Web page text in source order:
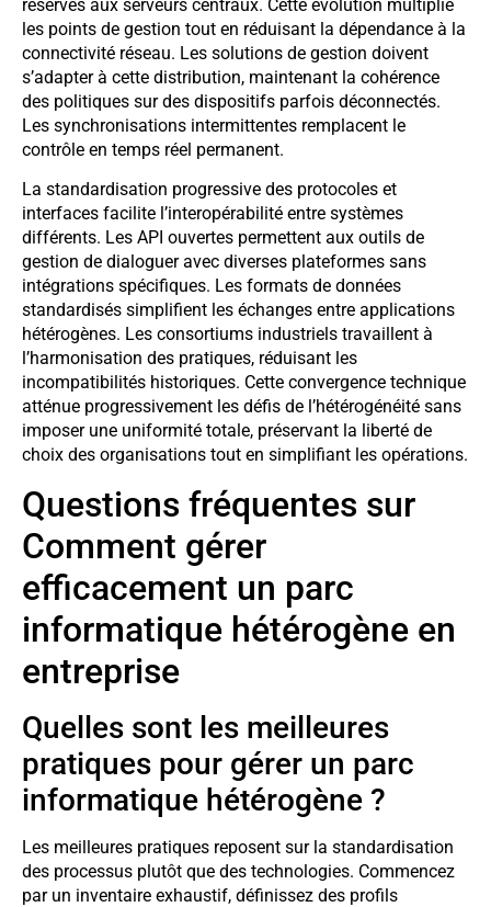
réservés aux serveurs centraux. Cette évolution multiplie
les points de gestion tout en réduisant la dépendance à la
connectivité réseau. Les solutions de gestion doivent
s’adapter à cette distribution, maintenant la cohérence
des politiques sur des dispositifs parfois déconnectés.
Les synchronisations intermittentes remplacent le
contrôle en temps réel permanent.
La standardisation progressive des protocoles et
interfaces facilite l’interopérabilité entre systèmes
différents. Les API ouvertes permettent aux outils de
gestion de dialoguer avec diverses plateformes sans
intégrations spécifiques. Les formats de données
standardisés simplifient les échanges entre applications
hétérogènes. Les consortiums industriels travaillent à
l’harmonisation des pratiques, réduisant les
incompatibilités historiques. Cette convergence technique
atténue progressivement les défis de l’hétérogénéité sans
imposer une uniformité totale, préservant la liberté de
choix des organisations tout en simplifiant les opérations.
Questions fréquentes sur
Comment gérer
efficacement un parc
informatique hétérogène en
entreprise
Quelles sont les meilleures
pratiques pour gérer un parc
informatique hétérogène ?
Les meilleures pratiques reposent sur la standardisation
des processus plutôt que des technologies. Commencez
par un inventaire exhaustif, définissez des profils